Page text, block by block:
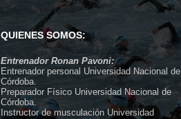
QUIENES SOMOS:
Entrenador Ronan Pavoni:
Entrenador personal Universidad Nacional de
Córdoba.
Preparador Físico Universidad Nacional de
Córdoba.
Instructor de musculación Universidad